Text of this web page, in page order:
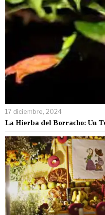
17 diciembre, 2024
La Hierba del Borracho: Un